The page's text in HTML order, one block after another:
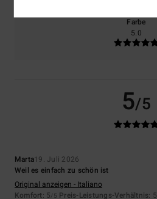
Farbe
5.0
5/5
Marta19. Juli 2026
Weil es einfach zu schön ist
Original anzeigen - Italiano
Komfort: 5/5 Preis-Leistungs-Verhältnis: 5